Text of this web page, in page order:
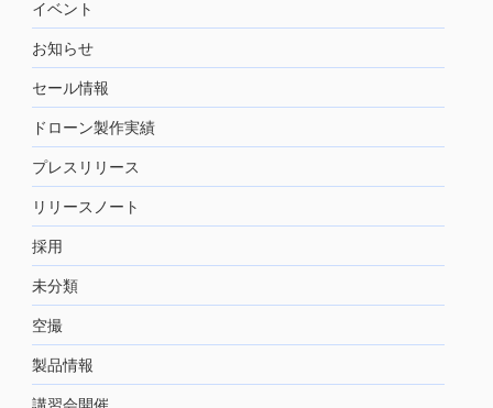
イベント
お知らせ
セール情報
ドローン製作実績
プレスリリース
リリースノート
採用
未分類
空撮
製品情報
講習会開催